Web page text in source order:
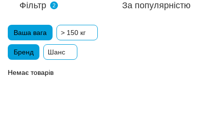
Фільтр 2 За популярністю
Ваша вага > 150 кг
Бренд Шанс
Немає товарів